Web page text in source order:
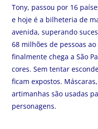
Tony, passou por 16
e hoje é a bilheteria de
avenida, superando
68 milhões de pessoas
finalmente chega a São
cores. Sem tentar
ficam expostos.
artimanhas são usadas
personagens.